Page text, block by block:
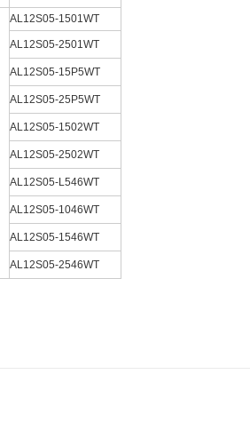
AL12S05-1501WT
AL12S05-2501WT
AL12S05-15P5WT
AL12S05-25P5WT
AL12S05-1502WT
AL12S05-2502WT
AL12S05-L546WT
AL12S05-1046WT
AL12S05-1546WT
AL12S05-2546WT